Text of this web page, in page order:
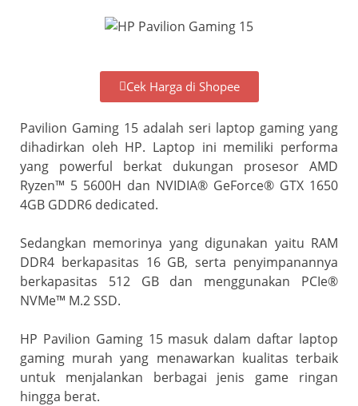
Cek Harga di Shopee
Pavilion Gaming 15 adalah seri laptop gaming yang
dihadirkan oleh HP. Laptop ini memiliki performa
yang powerful berkat dukungan prosesor AMD
Ryzen™ 5 5600H dan NVIDIA® GeForce® GTX 1650
4GB GDDR6 dedicated.
Sedangkan memorinya yang digunakan yaitu RAM
DDR4 berkapasitas 16 GB, serta penyimpanannya
berkapasitas 512 GB dan menggunakan PCIe®
NVMe™ M.2 SSD.
HP Pavilion Gaming 15 masuk dalam daftar laptop
gaming murah yang menawarkan kualitas terbaik
untuk menjalankan berbagai jenis game ringan
hingga berat.